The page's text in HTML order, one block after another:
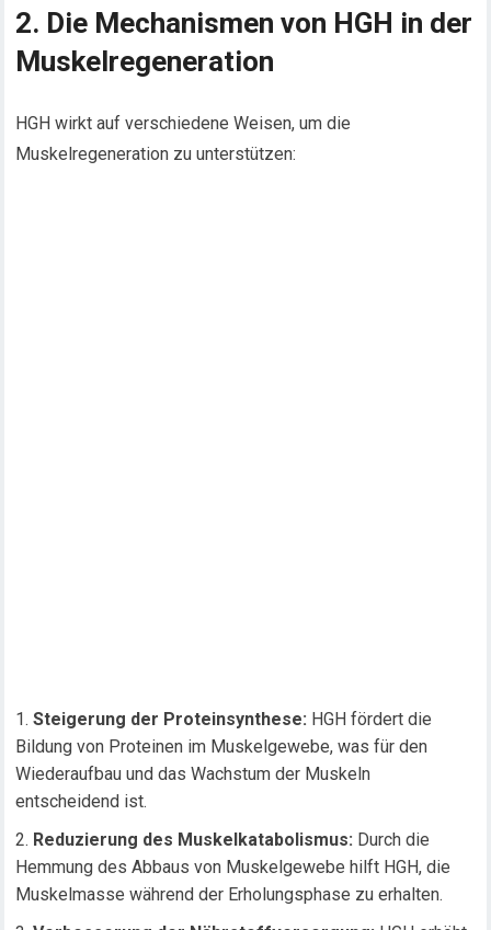
2. Die Mechanismen von HGH in der
Muskelregeneration
HGH wirkt auf verschiedene Weisen, um die
Muskelregeneration zu unterstützen:
Steigerung der Proteinsynthese: HGH fördert die
Bildung von Proteinen im Muskelgewebe, was für den
Wiederaufbau und das Wachstum der Muskeln
entscheidend ist.
Reduzierung des Muskelkatabolismus: Durch die
Hemmung des Abbaus von Muskelgewebe hilft HGH, die
Muskelmasse während der Erholungsphase zu erhalten.